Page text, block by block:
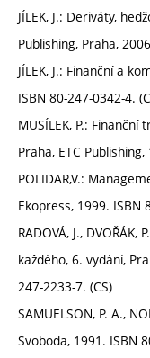
JÍLEK, J.: Deriváty,
Publishing, Praha,
JÍLEK, J.: Finanční a
ISBN 80-247-0342-4.
MUSÍLEK, P.:
Praha, ETC
POLIDAR,V.:
Ekopress, 1999. ISBN
RADOVÁ, J.,
každého, 6. vydání,
247-2233-7. (CS)
SAMUELSON, P. A.,
Svoboda, 1991. ISBN